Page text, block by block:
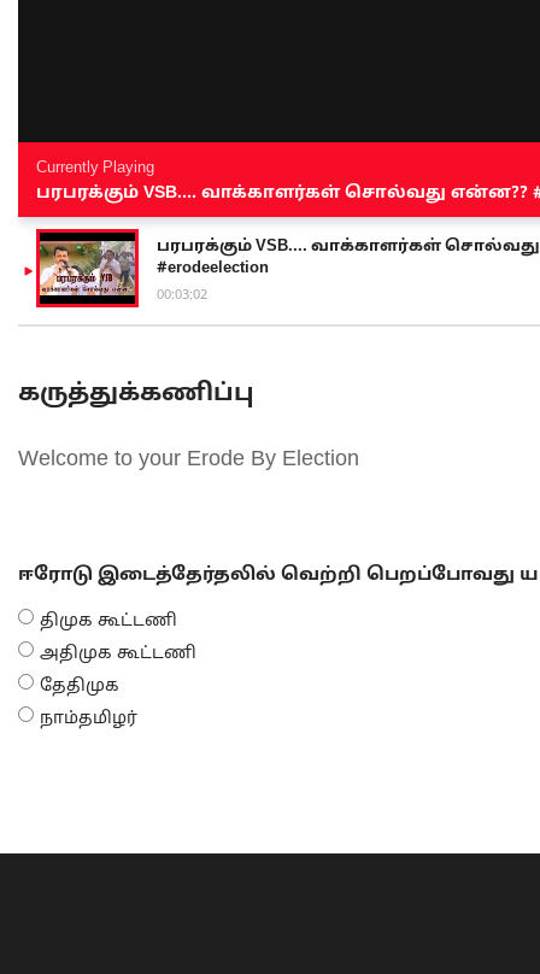
Currently Playing
பரபரக்கும் VSB.... வாக்காளர்கள் சொல்வது என்ன??
பரபரக்கும் VSB.... வாக்காளர்கள் சொல்வது
#erodeelection
00:03:02
கருத்துக்கணிப்பு
Welcome to your Erode By Election
ஈரோடு இடைத்தேர்தலில் வெற்றி பெறப்போவது
திமுக கூட்டணி
அதிமுக கூட்டணி
தேதிமுக
நாம்தமிழர்